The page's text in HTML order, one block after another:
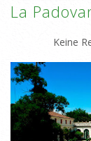
La
Keine